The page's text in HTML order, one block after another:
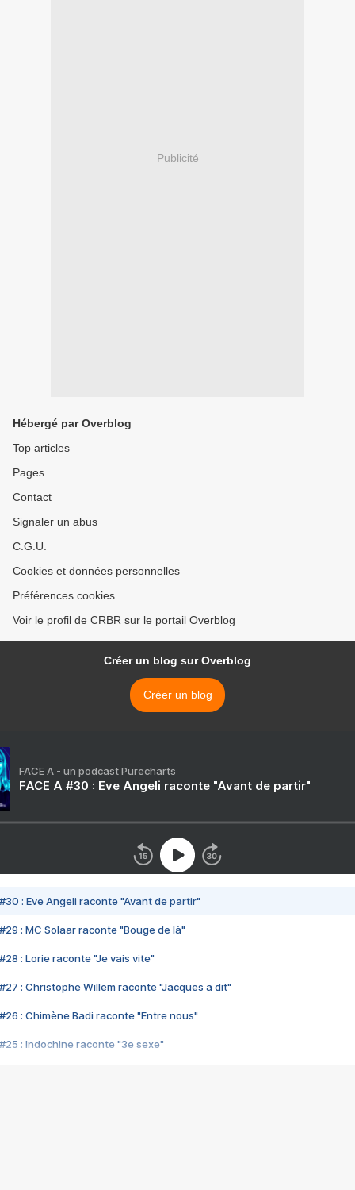
Publicité
Hébergé par Overblog
Top articles
Pages
Contact
Signaler un abus
C.G.U.
Cookies et données personnelles
Préférences cookies
Voir le profil de CRBR sur le portail Overblog
Créer un blog sur Overblog
Créer un blog
FACE A - un podcast Purecharts
FACE A #30 : Eve Angeli raconte "Avant de partir"
#30 : Eve Angeli raconte "Avant de partir"
#29 : MC Solaar raconte "Bouge de là"
#28 : Lorie raconte "Je vais vite"
#27 : Christophe Willem raconte "Jacques a dit"
#26 : Chimène Badi raconte "Entre nous"
#25 : Indochine raconte "3e sexe"